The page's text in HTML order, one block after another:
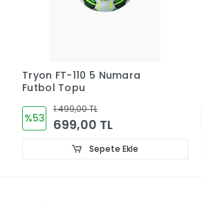
Tryon FT-110 5 Numara
Futbol Topu
%53
1.499,00 TL
699,00 TL
Sepete Ekle